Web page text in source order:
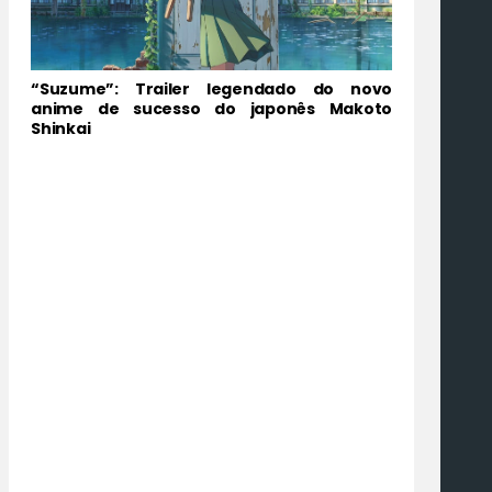
“Suzume”: Trailer legendado do novo
anime de sucesso do japonês Makoto
Shinkai